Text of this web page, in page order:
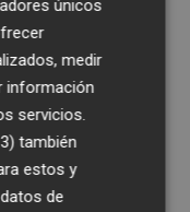
únicos
medir
información
servicios.
también
estos y
de